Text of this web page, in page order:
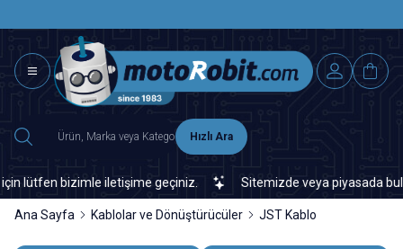
Hızlı Ara
bizimle iletişime geçiniz. Sitemizde veya piyasada
Ana Sayfa Kablolar ve Dönüştürücüler JST Kablo